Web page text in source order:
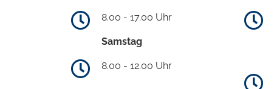
8.00 - 17.00 Uhr
Samstag
8.00 - 12.00 Uhr